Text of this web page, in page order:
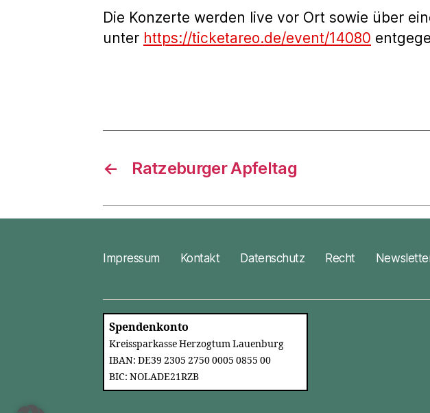
Die Konzerte werden live vor Ort sowie über
unter https://ticketareo.de/event/14080
← Ratzeburger Apfeltag
Impressum Kontakt Datenschutz Recht
Spendenkonto
Kreissparkasse Herzogtum Lauenburg
IBAN: DE39 2305 2750 0005 0855 00
BIC: NOLADE21RZB